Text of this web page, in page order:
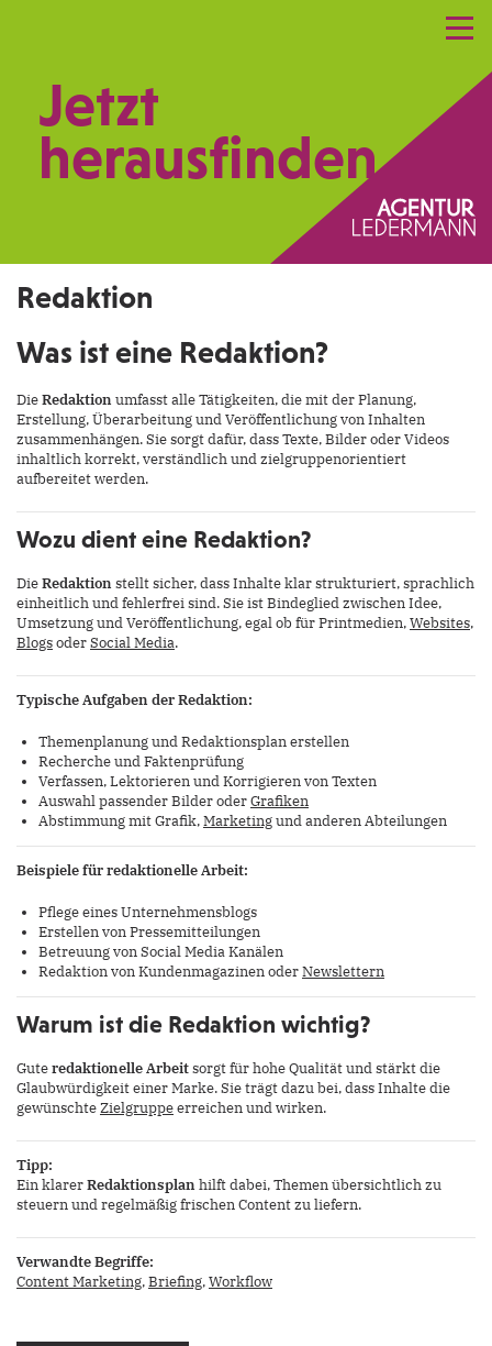
Praxismarketing
Kontakt
Jetzt
herausfinden.
Redaktion
Was ist eine Redaktion?
DieRedaktionumfasst alle Tätigkeiten, die mit der Planung,
Erstellung, Überarbeitung und Veröffentlichung von Inhalten
zusammenhängen. Sie sorgt dafür, dass Texte, Bilder oder Videos
inhaltlich korrekt, verständlich und zielgruppenorientiert
aufbereitet werden.
Wozu dient eine Redaktion?
DieRedaktionstellt sicher, dass Inhalte klar strukturiert, sprachlich
einheitlich und fehlerfrei sind. Sie ist Bindeglied zwischen Idee,
Umsetzung und Veröffentlichung, egal ob für Printmedien,Websites,
BlogsoderSocial Media.
Typische Aufgaben der Redaktion:
Themenplanung und Redaktionsplan erstellen
Recherche und Faktenprüfung
Verfassen, Lektorieren und Korrigieren von Texten
Auswahl passender Bilder oderGrafiken
Abstimmung mit Grafik,Marketingund anderen Abteilungen
Beispiele für redaktionelle Arbeit:
Pflege eines Unternehmensblogs
Erstellen von Pressemitteilungen
Betreuung von Social Media Kanälen
Redaktion von Kundenmagazinen oderNewslettern
Warum ist die Redaktion wichtig?
Guteredaktionelle Arbeitsorgt für hohe Qualität und stärkt die
Glaubwürdigkeit einer Marke. Sie trägt dazu bei, dass Inhalte die
gewünschteZielgruppeerreichen und wirken.
Tipp:
Ein klarerRedaktionsplanhilft dabei, Themen übersichtlich zu
steuern und regelmäßig frischen Content zu liefern.
Verwandte Begriffe:
Content Marketing,Briefing,Workflow